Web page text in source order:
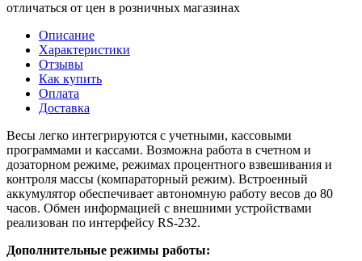
отличаться от цен в розничных магазинах
Описание
Характеристики
Отзывы
Как купить
Оплата
Доставка
Весы легко интегрируются с учетными, кассовыми
программами и кассами. Возможна работа в счетном и
дозаторном режиме, режимах процентного взвешивания и
контроля массы (компараторный режим). Встроенный
аккумулятор обеспечивает автономную работу весов до 80
часов. Обмен информацией с внешними устройствами
реализован по интерфейсу RS-232.
Дополнительные режимы работы: